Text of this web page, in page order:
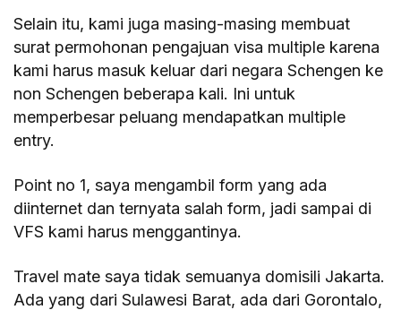
Selain itu, kami juga masing-masing membuat
surat permohonan pengajuan visa multiple karena
kami harus masuk keluar dari negara Schengen ke
non Schengen beberapa kali. Ini untuk
memperbesar peluang mendapatkan multiple
entry.
Point no 1, saya mengambil form yang ada
diinternet dan ternyata salah form, jadi sampai di
VFS kami harus menggantinya.
Travel mate saya tidak semuanya domisili Jakarta.
Ada yang dari Sulawesi Barat, ada dari Gorontalo,